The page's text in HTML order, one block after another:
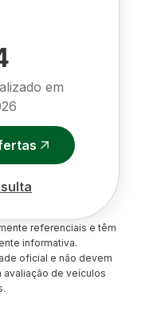
em
referenciais e têm
informativa.
oficial e não devem
avaliação de veículos